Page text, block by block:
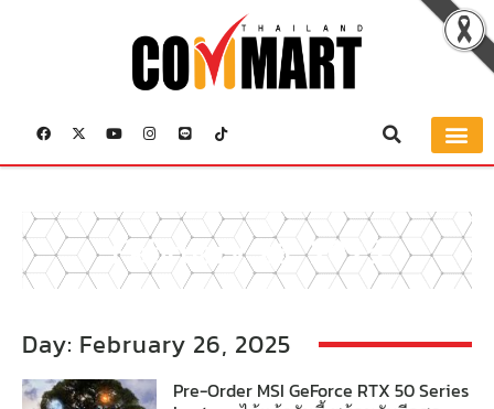
February 26, 2025
Day: February 26, 2025
Pre-Order MSI GeForce RTX 50 Series